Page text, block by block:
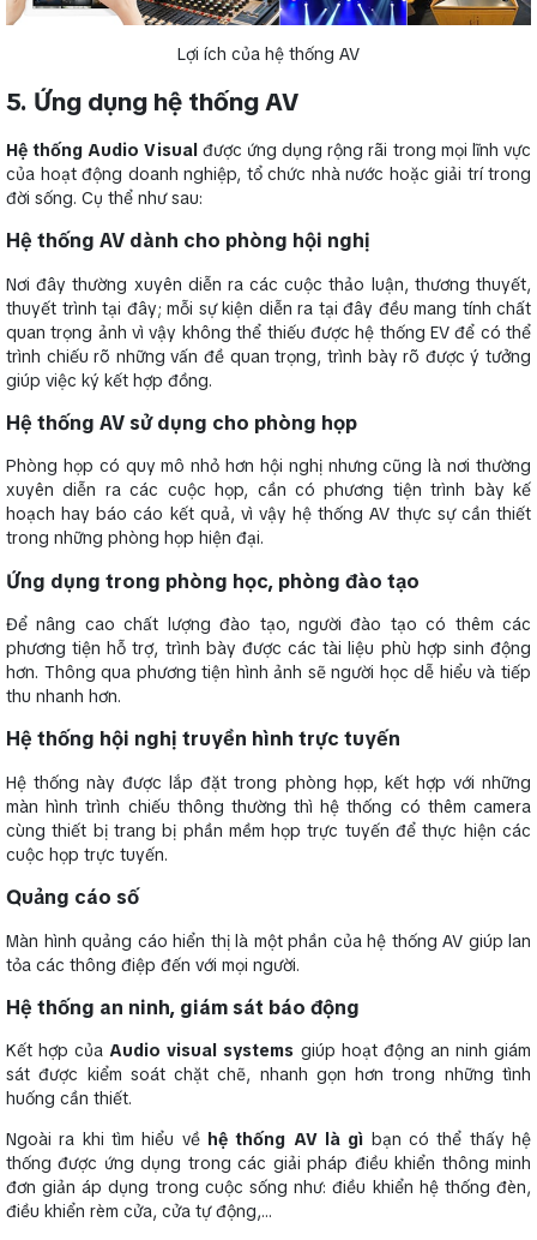
Lợi ích của hệ thống AV
5. Ứng dụng hệ thống AV
Hệ thống Audio Visualđược ứng dụng rộng rãi trong mọi lĩnh vực
của hoạt động doanh nghiệp, tổ chức nhà nước hoặc giải trí trong
đời sống. Cụ thể như sau:
Hệ thống AV dành cho phòng hội nghị
Nơi đây thường xuyên diễn ra các cuộc thảo luận, thương thuyết,
thuyết trình tại đây; mỗi sự kiện diễn ra tại đây đều mang tính chất
quan trọng ảnh vì vậy không thể thiếu được hệ thống EV để có thể
trình chiếu rõ những vấn đề quan trọng, trình bày rõ được ý tưởng
giúp việc ký kết hợp đồng.
Hệ thống AV sử dụng cho phòng họp
Phòng họp có quy mô nhỏ hơn hội nghị nhưng cũng là nơi thường
xuyên diễn ra các cuộc họp, cần có phương tiện trình bày kế
hoạch hay báo cáo kết quả, vì vậy hệ thống AV thực sự cần thiết
trong những phòng họp hiện đại.
Ứng dụng trong phòng học, phòng đào tạo
Để nâng cao chất lượng đào tạo, người đào tạo có thêm các
phương tiện hỗ trợ, trình bày được các tài liệu phù hợp sinh động
hơn. Thông qua phương tiện hình ảnh sẽ người học dễ hiểu và tiếp
thu nhanh hơn.
Hệ thống hội nghị truyền hình trực tuyến
Hệ thống này được lắp đặt trong phòng họp, kết hợp với những
màn hình trình chiếu thông thường thì hệ thống có thêm camera
cùng thiết bị trang bị phần mềm họp trực tuyến để thực hiện các
cuộc họp trực tuyến.
Quảng cáo số
Màn hình quảng cáo hiển thị là một phần của hệ thống AV giúp lan
tỏa các thông điệp đến với mọi người.
Hệ thống an ninh, giám sát báo động
Kết hợp củaAudio visual systems giúp hoạt động an ninh giám
sát được kiểm soát chặt chẽ, nhanh gọn hơn trong những tình
huống cần thiết.
Ngoài ra khi tìm hiểu về hệ thống AV là gì bạn có thể thấy hệ
thống được ứng dụng trong các giải pháp điều khiển thông minh
đơn giản áp dụng trong cuộc sống như: điều khiển hệ thống đèn,
điều khiển rèm cửa, cửa tự động,…